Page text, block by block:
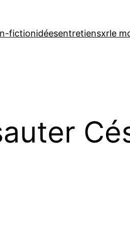
fictionidéesentretiensxrle